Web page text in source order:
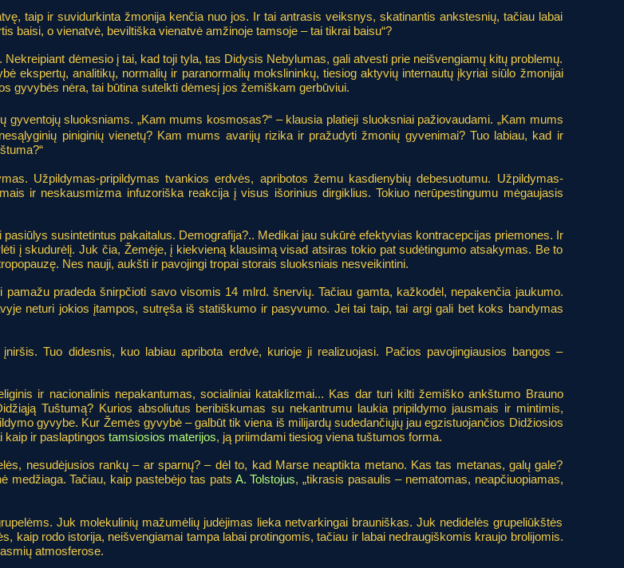
taip ir suvidurkinta žmonija kenčia nuo jos. Ir tai antrasis veiksnys, skatinantis ankstesnių, tačiau labai
baisi, o vienatvė, beviltiška vienatvė amžinoje tamsoje – tai tikrai baisu“?
dėmesio į tai, kad toji tyla, tas Didysis Nebylumas, gali atvesti prie neišvengiamų kitų problemų.
ekspertų, analitikų, normalių ir paranormalių mokslininkų, tiesiog aktyvių internautų įkyriai siūlo žmonijai
gyvybės nėra, tai būtina sutelkti dėmesį jos žemiškam gerbūviui.
sluoksniams. „Kam mums kosmosas?“ – klausia platieji sluoksniai pažiovaudami. „Kam mums
piniginių vienetų? Kam mums avarijų rizika ir pražudyti žmonių gyvenimai? Tuo labiau, kad ir
Užpildymas-pripildymas tvankios erdvės, apribotos žemu kasdienybių debesuotumu. Užpildymas-
ir neskausmizma infuzoriška reakcija į visus išorinius dirgiklius. Tokiuo nerūpestingumu mėgaujasis
susintetintus pakaitalus. Demografija?.. Medikai jau sukūrė efektyvias kontracepcijas priemones. Ir
į skudurėlį. Juk čia, Žemėje, į kiekvieną klausimą visad atsiras tokio pat sudėtingumo atsakymas. Be to
Nes nauji, aukšti ir pavojingi tropai storais sluoksniais nesveikintini.
pradeda šnirpčioti savo visomis 14 mlrd. šnervių. Tačiau gamta, kažkodėl, nepakenčia jaukumo.
neturi jokios įtampos, sutręša iš statiškumo ir pasyvumo. Jei tai taip, tai argi gali bet koks bandymas
Tuo didesnis, kuo labiau apribota erdvė, kurioje ji realizuojasi. Pačios pavojingiausios bangos –
ir nacionalinis nepakantumas, socialiniai kataklizmai... Kas dar turi kilti žemiško ankštumo Brauno
Tuštumą? Kurios absoliutus beribiškumas su nekantrumu laukia pripildymo jausmais ir mintimis,
gyvybe. Kur Žemės gyvybė – galbūt tik viena iš milijardų sudedančiųjų jau egzistuojančios Didžiosios
kaip ir paslaptingos tamsiosios materijos, ją priimdami tiesiog viena tuštumos forma.
nesudėjusios rankų – ar sparnų? – dėl to, kad Marse neaptikta metano. Kas tas metanas, galų gale?
medžiaga. Tačiau, kaip pastebėjo tas pats A. Tolstojus, „tikrasis pasaulis – nematomas, neapčiuopiamas,
Juk molekulinių mažumėlių judėjimas lieka netvarkingai brauniškas. Juk nedidelės grupeliūkštės
kaip rodo istorija, neišvengiamai tampa labai protingomis, tačiau ir labai nedraugiškomis kraujo brolijomis.
atmosferose.